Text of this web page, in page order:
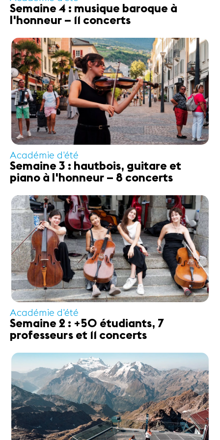
Médias
Revue de
presse
Emplois
A propos
Mentions
légales
Contact
Semaine 4 : musique baroque à
l'honneur – 11 concerts
Académie d'été
Semaine 3 : hautbois, guitare et
piano à l'honneur – 8 concerts
Académie d'été
Semaine 2 : +50 étudiants, 7
professeurs et 11 concerts